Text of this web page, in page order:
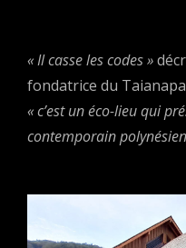
« Il casse les codes »
fondatrice du
« c’est un éco-lieu qui
contemporain